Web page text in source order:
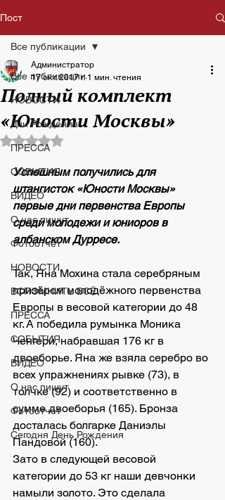
Пост
Все публикации
НОВОСТИ
Дни Рождения
ПРЕССА
СОБЫТИЯ
ВИДЕО
О нас пишут
Фотоотчет
НОВОСТИ
ВСПОМНИТЬ ВСЁ
ПРЕССА
СОБЫТИЯ
ВИДЕО
О нас пишут
Фотоотчет
Сегодня День Рождения
Все публикации
Полный комплект
«Юности Москвы»
Администратор
17 окт. 2017 г. 1 мин. чтения
Оценка: не число из 5 звезд.
Успешным получились для
штангисток «Юности Москвы»
первые дни первенства Европы
среди молодежи и юниоров в
албанском Дурресе.
Так, Яна Мохина стала серебряным
призёром молодёжного первенства
Европы в весовой категории до 48
кг. А победила румынка Моника
Ченгери, набравшая 176 кг в
двоеборье. Яна же взяла серебро во
всех упражнениях рывке (73), в
толчке (92) и соответственно в
сумме двоеборья (165). Бронза
досталась болгарке Даниэлы
Пандовой (160).
Зато в следующей весовой
категории до 53 кг наши девчонки
намыли золото. Это сделала